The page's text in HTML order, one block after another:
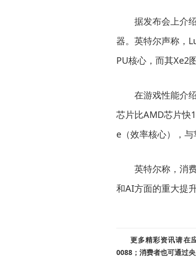
据发布会上介
器。英特尔声称，
PU核心，而其Xe2
在游戏性能介
芯片比AMD芯片快
e（效率核心），与
英特尔称，消
和AI方面的重大提
更多精彩资讯请在
0088；消费者也可通过